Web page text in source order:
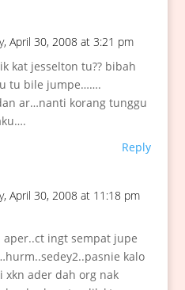
April 30, 2008 at 3:21 pm
kat jesselton tu?? bibah
tu bile jumpe…….
ar…nanti korang tunggu
Reply
April 30, 2008 at 11:18 pm
aper..ct ingt sempat jupe
kalo
xkn ader dah org nak